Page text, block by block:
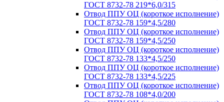
ГОСТ 8732-78 219*6,0/315
Отвод ППУ ОЦ (короткое исполнение)
ГОСТ 8732-78 159*4,5/280
Отвод ППУ ОЦ (короткое исполнение)
ГОСТ 8732-78 159*4,5/250
Отвод ППУ ОЦ (короткое исполнение)
ГОСТ 8732-78 133*4,5/250
Отвод ППУ ОЦ (короткое исполнение)
ГОСТ 8732-78 133*4,5/225
Отвод ППУ ОЦ (короткое исполнение)
ГОСТ 8732-78 108*4,0/200